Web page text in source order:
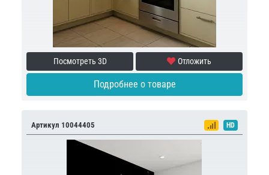
Посмотреть 3D Отложить
Подробнее о товаре
Артикул 10044405 HD